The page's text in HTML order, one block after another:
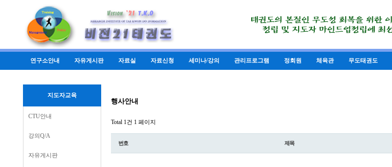
연구소안내 자유게시판 자료실 자료신청 세미나/강의 관리프로그램 정회원 체육관 무도태권도
지도자교육
CTU안내
강의Q/A
자유게시판
행사안내
Total 1건 1 페이지
번호 제목